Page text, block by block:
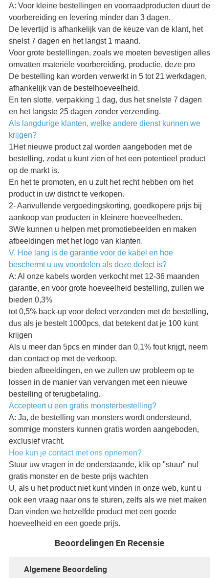
A: Voor kleine bestellingen en voorraadproducten duurt de
voorbereiding en levering minder dan 3 dagen.
De levertijd is afhankelijk van de keuze van de klant, het
snelst 7 dagen en het langst 1 maand.
Voor grote bestellingen, zoals we moeten bevestigen alles
omvatten materiële voorbereiding, productie, deze pro
De bestelling kan worden verwerkt in 5 tot 21 werkdagen,
afhankelijk van de bestelhoeveelheid.
En ten slotte, verpakking 1 dag, dus het snelste 7 dagen
en het langste 25 dagen zonder verzending.
Als langdurige klanten, welke andere dienst kunnen we
krijgen?
1Het nieuwe product zal worden aangeboden met de
bestelling, zodat u kunt zien of het een potentieel product
op de markt is.
En het te promoten, en u zult het recht hebben om het
product in uw district te verkopen.
2- Aanvullende vergoedingskorting, goedkopere prijs bij
aankoop van producten in kleinere hoeveelheden.
3We kunnen u helpen met promotiebeelden en maken
afbeeldingen met het logo van klanten.
V. Hoe lang is de garantie voor de kabel en hoe
beschermt u uw voordelen als deze defect is?
A: Al onze kabels worden verkocht met 12-36 maanden
garantie, en voor grote hoeveelheid bestelling, zullen we
bieden 0,3%
tot 0,5% back-up voor defect verzonden met de bestelling,
dus als je bestelt 1000pcs, dat betekent dat je 100 kunt
krijgen
Als u meer dan 5pcs en minder dan 0,1% fout krijgt, neem
dan contact op met de verkoop.
bieden afbeeldingen, en we zullen uw probleem op te
lossen in de manier van vervangen met een nieuwe
bestelling of terugbetaling.
Accepteert u een gratis monsterbestelling?
A: Ja, de bestelling van monsters wordt ondersteund,
sommige monsters kunnen gratis worden aangeboden,
exclusief vracht.
Hoe kun je contact met ons opnemen?
Stuur uw vragen in de onderstaande, klik op "stuur" nu!
gratis monster en de beste prijs wachten
U, als u het product niet kunt vinden in onze web, kunt u
ook een vraag naar ons te sturen, zelfs als we niet maken
Dan vinden we hetzelfde product met een goede
hoeveelheid en een goede prijs.
Beoordelingen En Recensie
Algemene Beoordeling